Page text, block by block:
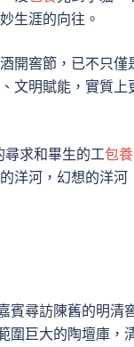
生涯的向往。
開窖節，已不只
文明賦能，實質
尋求和畢生的工包養
洋河，幻想的洋河
賓尋訪陳舊的明
圍巨大的陶壇庫